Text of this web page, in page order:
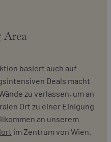
Area
basiert auch auf
Deals macht
zu verlassen, um an
Ort zu einer Einigung
an unserem
im Zentrum von Wien.